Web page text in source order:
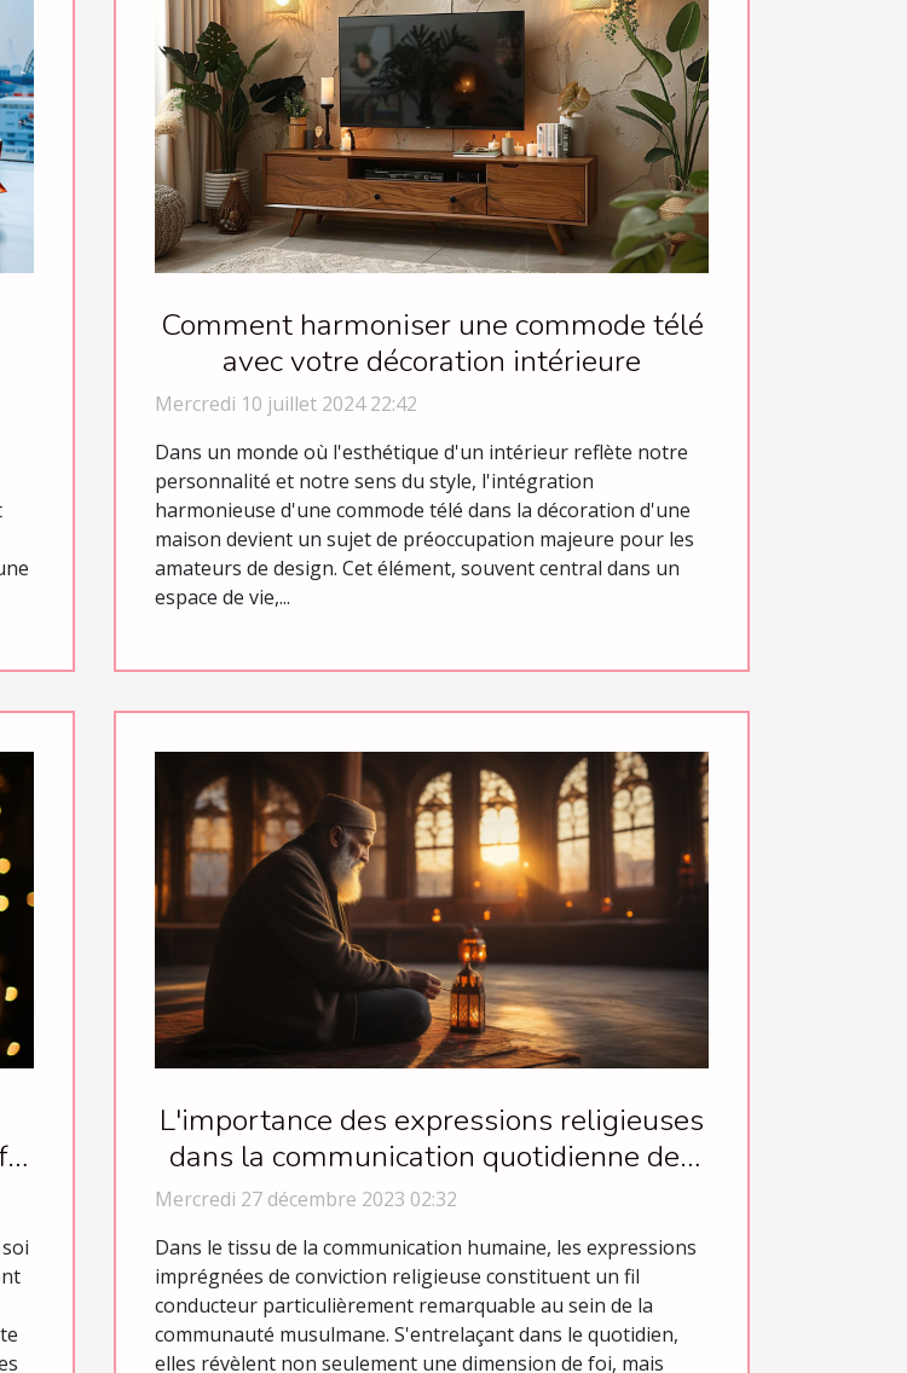
Comment harmoniser une commode télé
avec votre décoration intérieure
Mercredi 10 juillet 2024 22:42
Dans un monde où l'esthétique d'un intérieur reflète notre
personnalité et notre sens du style, l'intégration
harmonieuse d'une commode télé dans la décoration d'une
maison devient un sujet de préoccupation majeure pour les
amateurs de design. Cet élément, souvent central dans un
espace de vie,...
L'importance des expressions religieuses
dans la communication quotidienne des
musulmans
Mercredi 27 décembre 2023 02:32
Dans le tissu de la communication humaine, les expressions
imprégnées de conviction religieuse constituent un fil
conducteur particulièrement remarquable au sein de la
communauté musulmane. S'entrelaçant dans le quotidien,
elles révèlent non seulement une dimension de foi, mais